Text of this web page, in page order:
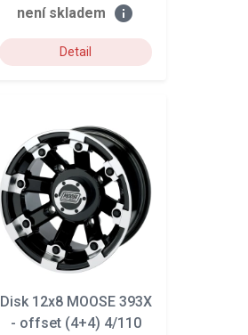
není skladem info
Detail
Disk 12x8 MOOSE 393X
- offset (4+4) 4/110